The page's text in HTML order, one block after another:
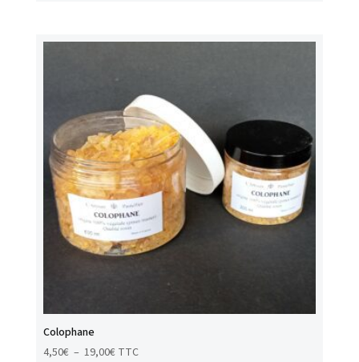
Colophane
4,50€ – 19,00€Plage
TTC